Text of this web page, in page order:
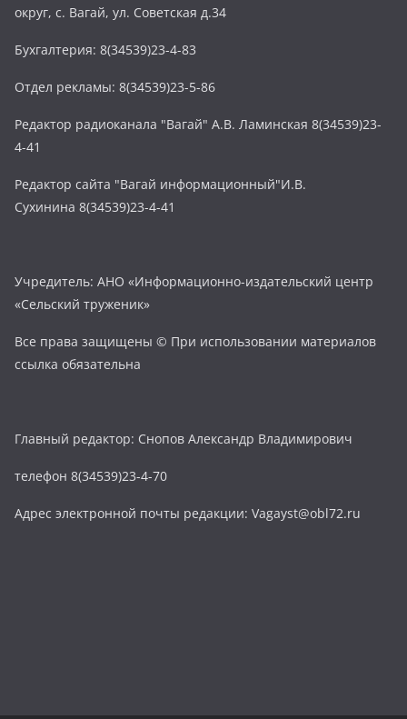
округ, с. Вагай, ул. Советская д.34
Бухгалтерия: 8(34539)23-4-83
Отдел рекламы: 8(34539)23-5-86
Редактор радиоканала "Вагай" А.В. Ламинская 8(34539)23-
4-41
Редактор сайта "Вагай информационный"И.В.
Сухинина 8(34539)23-4-41
Учредитель: АНО «Информационно-издательский центр
«Сельский труженик»
Все права защищены © При использовании материалов
ссылка обязательна
Главный редактор: Снопов Александр Владимирович
телефон 8(34539)23-4-70
Адрес электронной почты редакции: Vagayst@obl72.ru